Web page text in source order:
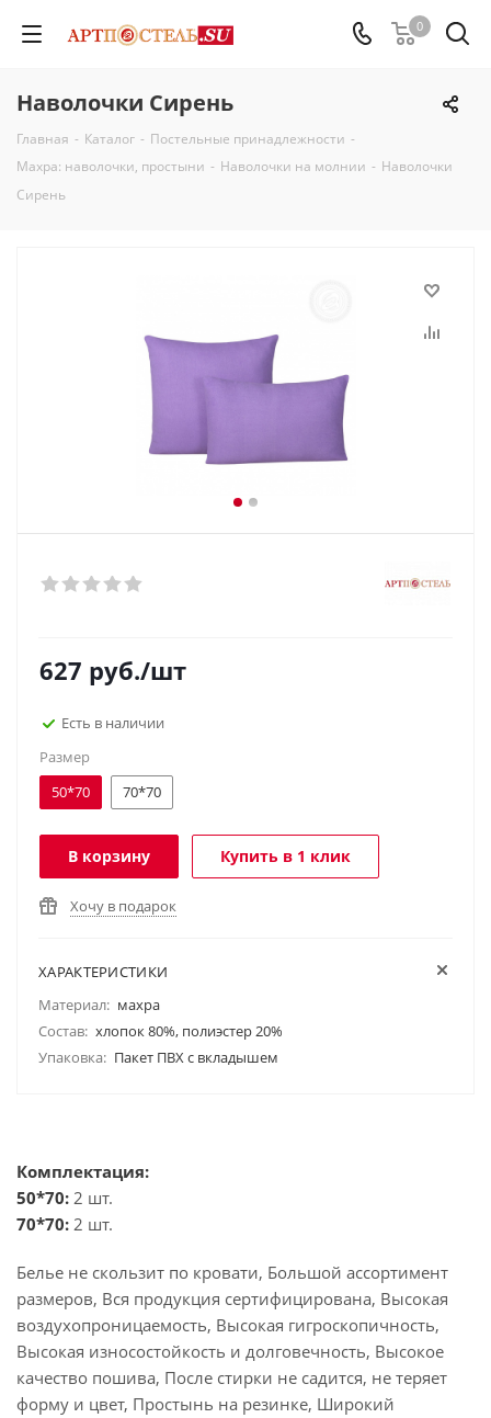
0
Наволочки Сирень
Главная - Каталог - Постельные принадлежности -
Махра: наволочки, простыни - Наволочки на молнии - Наволочки
Сирень
627 руб./шт
Есть в наличии
Размер
50*70
70*70
В корзину Купить в 1 клик
Хочу в подарок
ХАРАКТЕРИСТИКИ
Материал: махра
Состав: хлопок 80%, полиэстер 20%
Упаковка: Пакет ПВХ с вкладышем
Комплектация:
50*70: 2 шт.
70*70: 2 шт.
Белье не скользит по кровати, Большой ассортимент
размеров, Вся продукция сертифицирована, Высокая
воздухопроницаемость, Высокая гигроскопичность,
Высокая износостойкость и долговечность, Высокое
качество пошива, После стирки не садится, не теряет
форму и цвет, Простынь на резинке, Широкий